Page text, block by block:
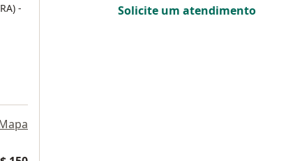
-
Solicite um atendimento